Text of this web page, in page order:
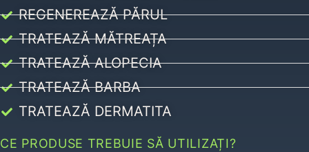
REGENEREAZĂ PĂRUL
TRATEAZĂ MĂTREAȚA
TRATEAZĂ ALOPECIA
TRATEAZĂ BARBA
TRATEAZĂ DERMATITA
CE PRODUSE TREBUIE SĂ UTILIZAȚI?